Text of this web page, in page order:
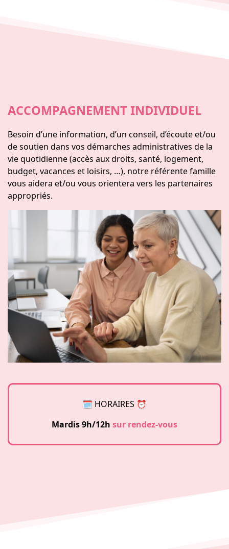
ACCOMPAGNEMENT INDIVIDUEL
Besoin d’une information, d’un conseil, d’écoute et/ou
de soutien dans vos démarches administratives de la
vie quotidienne (accès aux droits, santé, logement,
budget, vacances et loisirs, …), notre référente famille
vous aidera et/ou vous orientera vers les partenaires
appropriés.
🗓 HORAIRES ⏰
Mardis 9h/12h sur rendez-vous